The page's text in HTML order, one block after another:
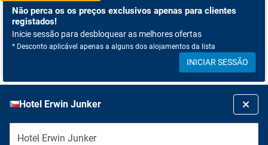
Não perca os os preços exclusivos apenas para clientes
registados!
Inicie sessão para desbloquear as melhores ofertas
* Desconto aplicável apenas a alguns dos alojamentos da lista
INICIAR SESSÃO
Hotel Erwin Junker
Hotel Erwin Junker